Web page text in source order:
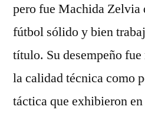
pero fue Machida Zelvia
fútbol sólido y bien
título. Su desempeño
la calidad técnica como
táctica que exhibieron